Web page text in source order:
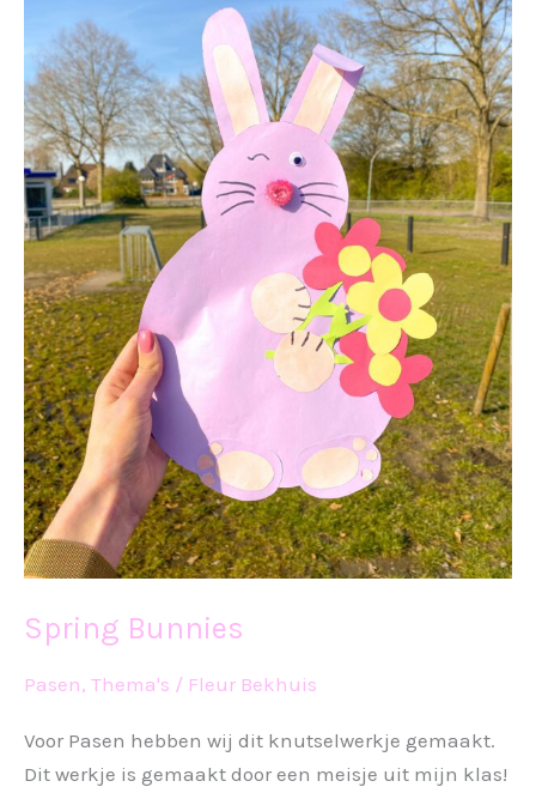
Spring Bunnies
Pasen, Thema's / Fleur Bekhuis
Voor Pasen hebben wij dit knutselwerkje gemaakt.
Dit werkje is gemaakt door een meisje uit mijn klas!